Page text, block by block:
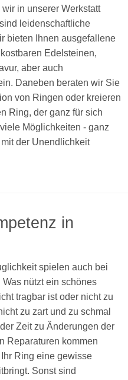
in unserer Werkstatt
leidenschaftliche
bieten Ihnen ausgefallene
Edelsteinen,
aber auch
Daneben beraten wir Sie
von Ringen oder kreieren
Ring, der ganz für sich
Möglichkeiten - ganz
der Unendlichkeit
in
spielen auch bei
nützt ein schönes
tragbar ist oder nicht zu
zu zart und zu schmal
Zeit zu Änderungen der
Reparaturen kommen
Ring eine gewisse
Sonst sind